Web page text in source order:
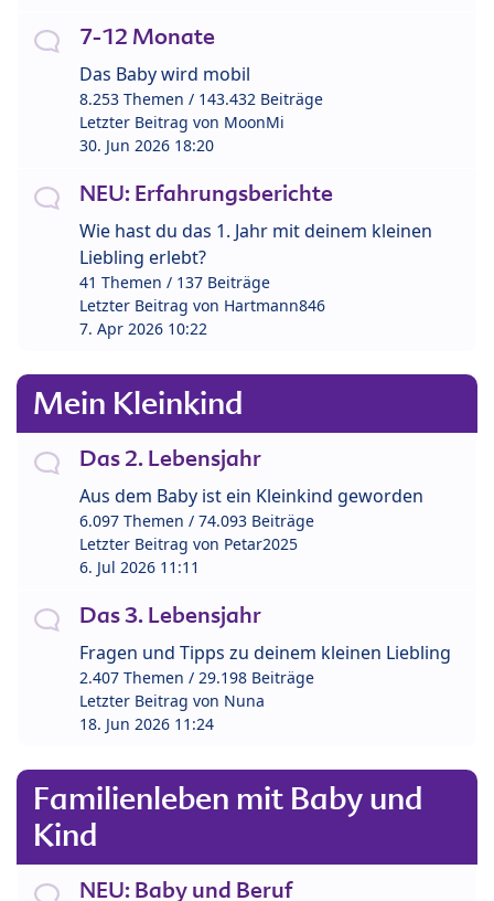
7-12 Monate
Das Baby wird mobil
8.253 Themen / 143.432 Beiträge
Letzter Beitrag von MoonMi
30. Jun 2026 18:20
NEU: Erfahrungsberichte
Wie hast du das 1. Jahr mit deinem kleinen
Liebling erlebt?
41 Themen / 137 Beiträge
Letzter Beitrag von Hartmann846
7. Apr 2026 10:22
Mein Kleinkind
Das 2. Lebensjahr
Aus dem Baby ist ein Kleinkind geworden
6.097 Themen / 74.093 Beiträge
Letzter Beitrag von Petar2025
6. Jul 2026 11:11
Das 3. Lebensjahr
Fragen und Tipps zu deinem kleinen Liebling
2.407 Themen / 29.198 Beiträge
Letzter Beitrag von Nuna
18. Jun 2026 11:24
Familienleben mit Baby und
Kind
NEU: Baby und Beruf